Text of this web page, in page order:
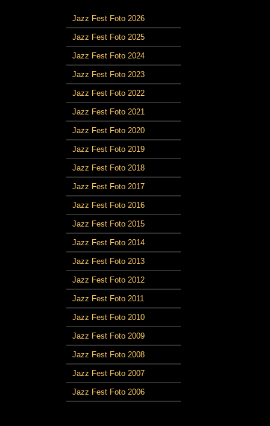
Jazz Fest Foto 2026
Jazz Fest Foto 2025
Jazz Fest Foto 2024
Jazz Fest Foto 2023
Jazz Fest Foto 2022
Jazz Fest Foto 2021
Jazz Fest Foto 2020
Jazz Fest Foto 2019
Jazz Fest Foto 2018
Jazz Fest Foto 2017
Jazz Fest Foto 2016
Jazz Fest Foto 2015
Jazz Fest Foto 2014
Jazz Fest Foto 2013
Jazz Fest Foto 2012
Jazz Fest Foto 2011
Jazz Fest Foto 2010
Jazz Fest Foto 2009
Jazz Fest Foto 2008
Jazz Fest Foto 2007
Jazz Fest Foto 2006